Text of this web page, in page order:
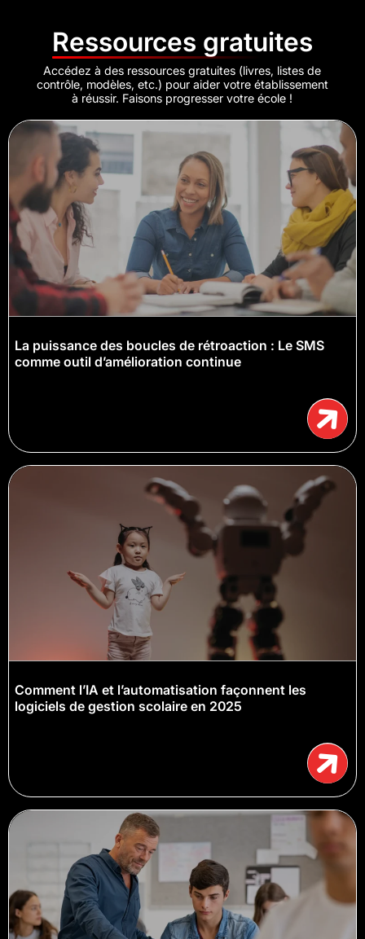
Ressources gratuites
Accédez à des ressources gratuites (livres, listes de
contrôle, modèles, etc.) pour aider votre établissement
à réussir. Faisons progresser votre école !
La puissance des boucles de rétroaction : Le SMS
comme outil d’amélioration continue
Comment l’IA et l’automatisation façonnent les
logiciels de gestion scolaire en 2025